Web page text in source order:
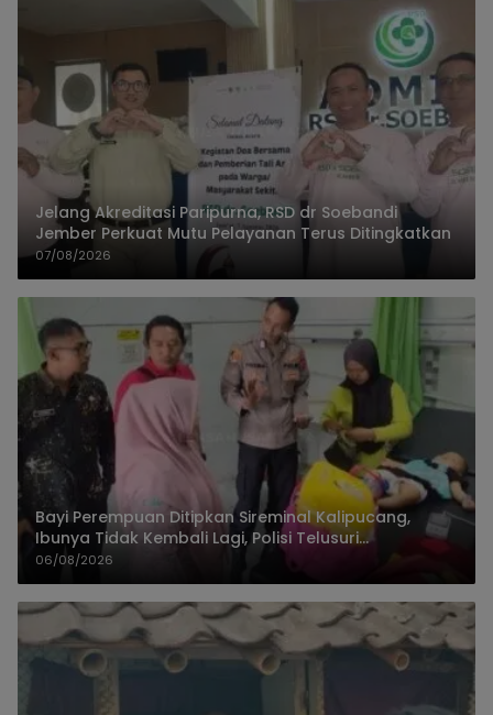
Jelang Akreditasi Paripurna, RSD dr Soebandi
Jember Perkuat Mutu Pelayanan Terus Ditingkatkan
07/08/2026
Bayi Perempuan Ditipkan Sireminal Kalipucang,
Ibunya Tidak Kembali Lagi, Polisi Telusuri
Keberadaan Orang Tua
06/08/2026